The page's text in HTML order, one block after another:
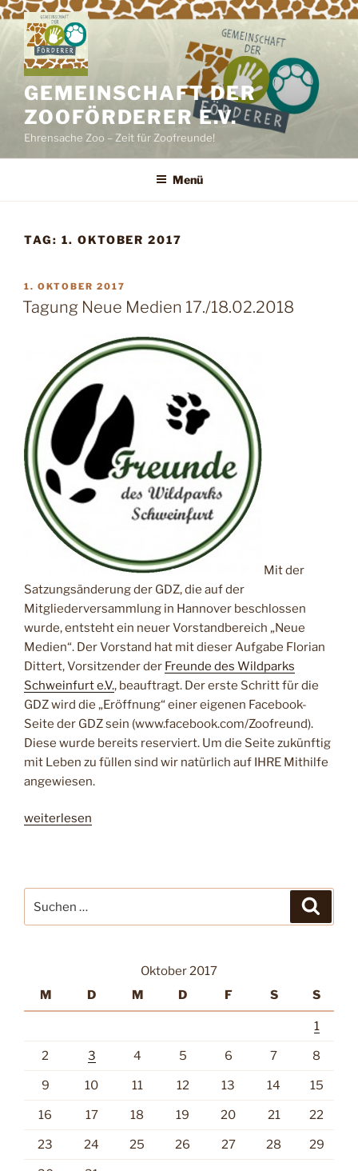
Zum
Inhalt
springen
GEMEINSCHAFT DER
ZOOFÖRDERER E.V.
Ehrensache Zoo – Zeit für Zoofreunde!
Menü
TAG: 1. OKTOBER 2017
VERÖFFENTLICHT
AM
1. OKTOBER 2017
Tagung Neue Medien 17./18.02.2018
Mit der
Satzungsänderung der GDZ, die auf der
Mitgliederversammlung in Hannover beschlossen
wurde, entsteht ein neuer Vorstandbereich „Neue
Medien“. Der Vorstand hat mit dieser Aufgabe Florian
Dittert, Vorsitzender der Freunde des Wildparks
Schweinfurt e.V., beauftragt. Der erste Schritt für die
GDZ wird die „Eröffnung“ einer eigenen Facebook-
Seite der GDZ sein (www.facebook.com/Zoofreund).
Diese wurde bereits reserviert. Um die Seite zukünftig
mit Leben zu füllen sind wir natürlich auf IHRE Mithilfe
angewiesen.
„Tagung
weiterlesen
nach:
Oktober 2017
M
D M D F S S
1
2 3 4 5 6 7 8
9 10 11 12 13 14 15
16 17 18 19 20 21 22
23 24 25 26 27 28 29